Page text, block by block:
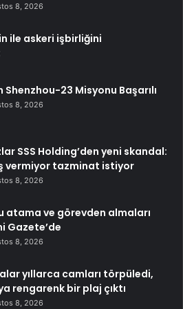
8, 2026
ile askeri işbirliğini
Shenzhou-23 Misyonu Başarılı
8, 2026
SSS Holding’den yeni skandal:
vermiyor tazminat istiyor
8, 2026
atama ve görevden almaları
Gazete’de
8, 2026
yıllarca camları törpüledi,
rengarenk bir plaj çıktı
8, 2026